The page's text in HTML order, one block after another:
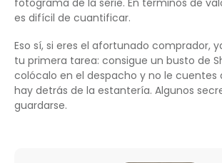
es difícil de cuantificar.
Eso sí, si eres el afortunado comprador,
tu primera tarea: consigue un busto de
colócalo en el despacho y no le cuentes
hay detrás de la estantería. Algunos
guardarse.